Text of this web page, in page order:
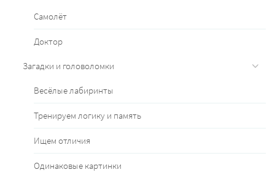
Самолёт
Доктор
Загадки и головоломки
Весёлые лабиринты
Тренируем логику и память
Ищем отличия
Одинаковые картинки